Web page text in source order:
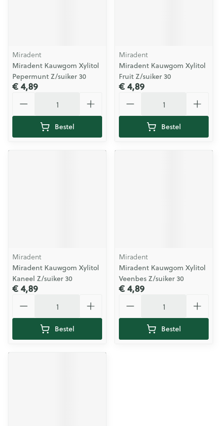
Miradent
Miradent Kauwgom Xylitol
Pepermunt Z/suiker 30
€ 4,89
Bestel
Miradent
Miradent Kauwgom Xylitol
Fruit Z/suiker 30
€ 4,89
Bestel
Miradent
Miradent Kauwgom Xylitol
Kaneel Z/suiker 30
€ 4,89
Bestel
Miradent
Miradent Kauwgom Xylitol
Veenbes Z/suiker 30
€ 4,89
Bestel